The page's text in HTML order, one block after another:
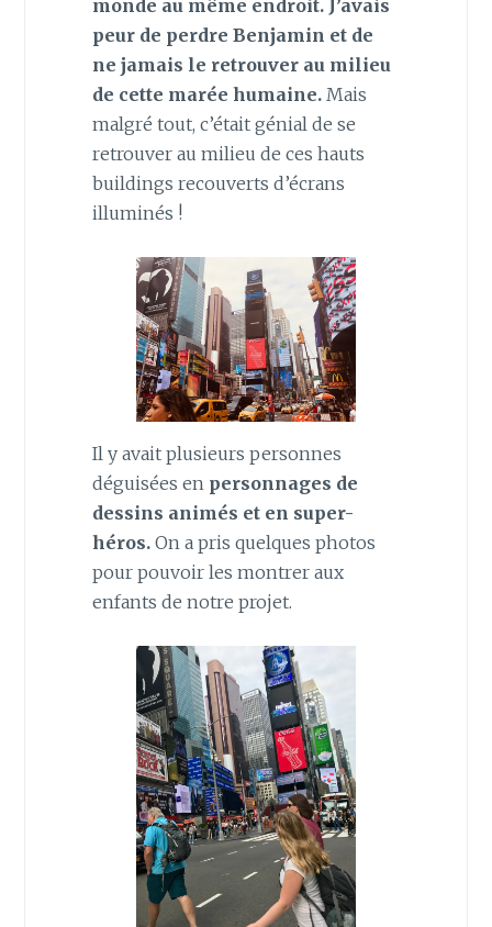
monde au même endroit. J’avais
peur de perdre Benjamin et de
ne jamais le retrouver au milieu
de cette marée humaine. Mais
malgré tout, c’était génial de se
retrouver au milieu de ces hauts
buildings recouverts d’écrans
illuminés !
Il y avait plusieurs personnes
déguisées en personnages de
dessins animés et en super-
héros.On a pris quelques photos
pour pouvoir les montrer aux
enfants de notre projet.